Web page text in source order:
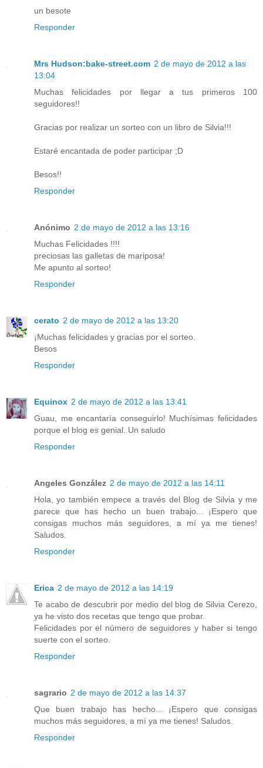
un besote
Responder
Mrs Hudson:bake-street.com 2 de mayo de 2012 a las
13:04
Muchas felicidades por llegar a tus primeros 100
seguidores!!
Gracias por realizar un sorteo con un libro de Silvia!!!
Estaré encantada de poder participar ;D
Besos!!
Responder
Anónimo 2 de mayo de 2012 a las 13:16
Muchas Felicidades !!!!
preciosas las galletas de mariposa!
Me apunto al sorteo!
Responder
cerato 2 de mayo de 2012 a las 13:20
¡Muchas felicidades y gracias por el sorteo.
Besos
Responder
Equinox 2 de mayo de 2012 a las 13:41
Guau, me encantaría conseguirlo! Muchísimas felicidades
porque el blog es genial. Un saludo
Responder
Angeles González 2 de mayo de 2012 a las 14:11
Hola, yo también empece a través del Blog de Silvia y me
parece que has hecho un buen trabajo... ¡Espero que
consigas muchos más seguidores, a mí ya me tienes!
Saludos.
Responder
Erica 2 de mayo de 2012 a las 14:19
Te acabo de descubrir por medio del blog de Silvia Cerezo,
ya he visto dos recetas que tengo que probar.
Felicidades por el número de seguidores y haber si tengo
suerte con el sorteo.
Responder
sagrario 2 de mayo de 2012 a las 14:37
Que buen trabajo has hecho... ¡Espero que consigas
muchos más seguidores, a mí ya me tienes! Saludos.
Responder